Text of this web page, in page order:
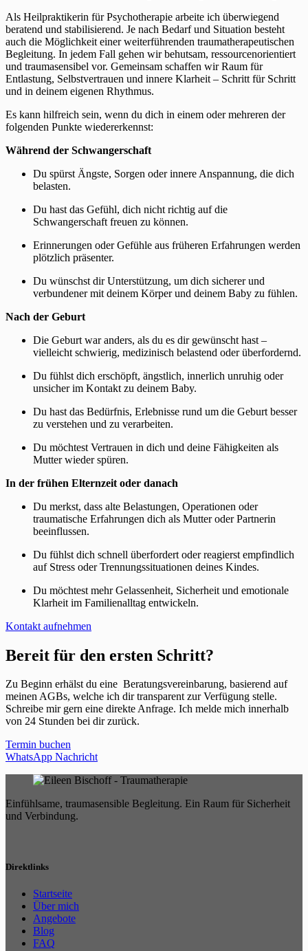
Als Heilpraktikerin für Psychotherapie arbeite ich überwiegend
beratend und stabilisierend. Je nach Bedarf und Situation besteht
auch die Möglichkeit einer weiterführenden traumatherapeutischen
Begleitung. In jedem Fall gehen wir behutsam, ressourcenorientiert
und traumasensibel vor. Gemeinsam schaffen wir Raum für
Entlastung, Selbstvertrauen und innere Klarheit – Schritt für Schritt
und in deinem eigenen Rhythmus.
Es kann hilfreich sein, wenn du dich in einem oder mehreren der
folgenden Punkte wiedererkennst:
Während der Schwangerschaft
Du spürst Ängste, Sorgen oder innere Anspannung, die dich
belasten.
Du hast das Gefühl, dich nicht richtig auf die
Schwangerschaft freuen zu können.
Erinnerungen oder Gefühle aus früheren Erfahrungen werden
plötzlich präsenter.
Du wünschst dir Unterstützung, um dich sicherer und
verbundener mit deinem Körper und deinem Baby zu fühlen.
Nach der Geburt
Die Geburt war anders, als du es dir gewünscht hast –
vielleicht schwierig, medizinisch belastend oder überfordernd.
Du fühlst dich erschöpft, ängstlich, innerlich unruhig oder
unsicher im Kontakt zu deinem Baby.
Du hast das Bedürfnis, Erlebnisse rund um die Geburt besser
zu verstehen und zu verarbeiten.
Du möchtest Vertrauen in dich und deine Fähigkeiten als
Mutter wieder spüren.
In der frühen Elternzeit oder danach
Du merkst, dass alte Belastungen, Operationen oder
traumatische Erfahrungen dich als Mutter oder Partnerin
beeinflussen.
Du fühlst dich schnell überfordert oder reagierst empfindlich
auf Stress oder Trennungssituationen deines Kindes.
Du möchtest mehr Gelassenheit, Sicherheit und emotionale
Klarheit im Familienalltag entwickeln.
Kontakt aufnehmen
Bereit für den ersten Schritt?
Zu Beginn erhälst du eine Beratungsvereinbarung, basierend auf
meinen AGBs, welche ich dir transparent zur Verfügung stelle.
Schreibe mir gern eine direkteAnfrage. Ich melde mich innerhalb
von 24 Stunden bei dir zurück.
Termin buchen
WhatsApp Nachricht
Einfühlsame, traumasensible Begleitung. Ein Raum für Sicherheit
und Verbindung.
Direktlinks
Startseite
Über mich
Angebote
Blog
FAQ